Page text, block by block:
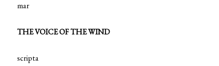
mar
THE VOICE OF THE WIND
scripta